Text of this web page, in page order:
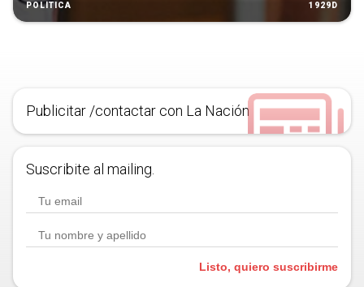
POLÍTICA 1929D
Publicitar /contactar con La Nación
Suscribite al mailing.
Listo, quiero suscribirme